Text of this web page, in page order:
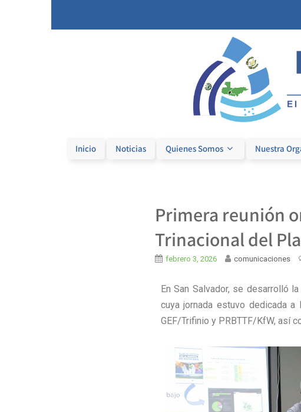
Inicio Noticias Quienes Somos Nuestra
Primera reunión
Trinacional del
febrero 3, 2026 comunicaciones
En San Salvador, se desarrolló
cuya jornada estuvo dedicada
GEF/Trifinio y PRBTTF/KfW, así